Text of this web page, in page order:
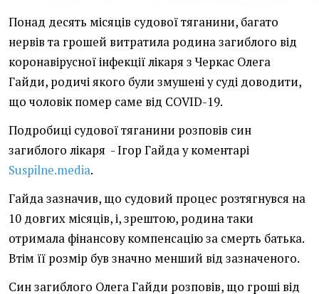
Понад десять місяців судової тяганини, багато
нервів та грошей витратила родина загиблого від
коронавірусної інфекції лікаря з Черкас Олега
Гайди, родичі якого були змушені у суді доводити,
що чоловік помер саме від COVID-19.
Подробиці судової тяганини розповів син
загиблого лікаря - Ігор Гайда у коментарі
Suspilne.media.
Гайда зазначив, що судовий процес розтягнувся на
10 довгих місяців, і, зрештою, родина таки
отримала фінансову компенсацію за смерть батька.
Втім її розмір був значно менший від зазначеного.
Син загиблого Олега Гайди розповів, що гроші від